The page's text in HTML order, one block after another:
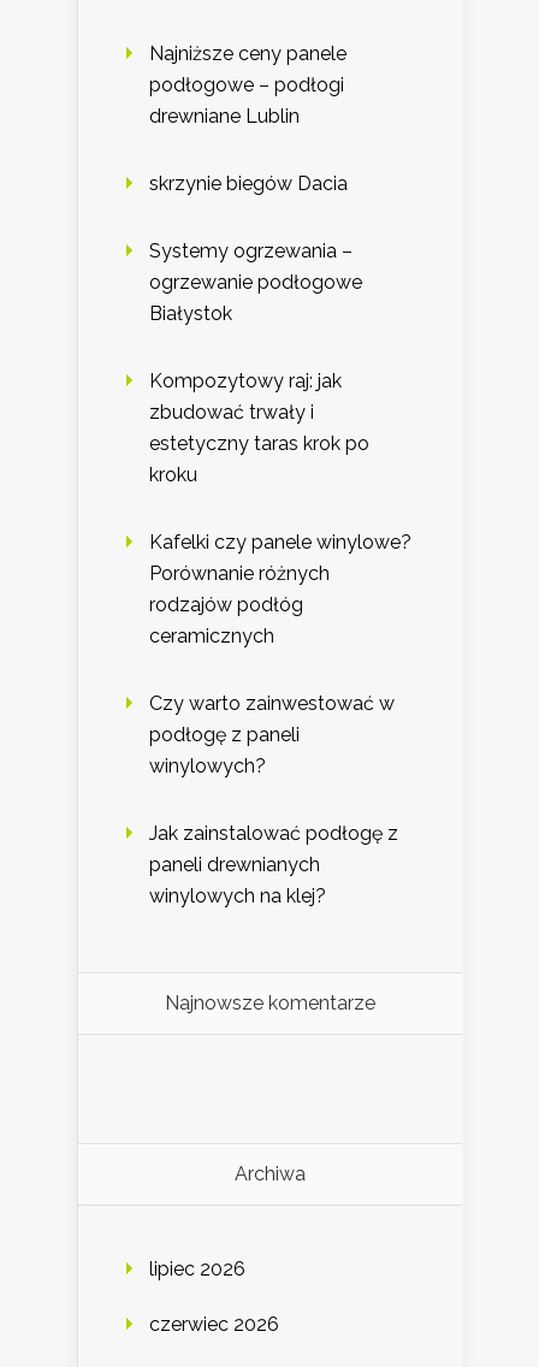
Najniższe ceny panele
podłogowe – podłogi
drewniane Lublin
skrzynie biegów Dacia
Systemy ogrzewania –
ogrzewanie podłogowe
Białystok
Kompozytowy raj: jak
zbudować trwały i
estetyczny taras krok po
kroku
Kafelki czy panele winylowe?
Porównanie różnych
rodzajów podłóg
ceramicznych
Czy warto zainwestować w
podłogę z paneli
winylowych?
Jak zainstalować podłogę z
paneli drewnianych
winylowych na klej?
Najnowsze komentarze
Archiwa
lipiec 2026
czerwiec 2026